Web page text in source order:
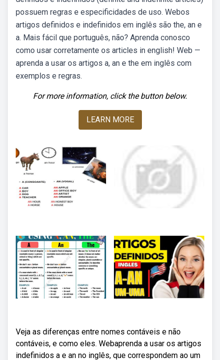
possuem regras e especificidades de uso. Webos
artigos definidos e indefinidos em inglês são the, an e
a. Mais fácil que português, não? Aprenda conosco
como usar corretamente os articles in english! Web —
aprenda a usar os artigos a, an e the em inglês com
exemplos e regras.
For more information, click the button below.
LEARN MORE
Veja as diferenças entre nomes contáveis e não
contáveis, e como eles. Webaprenda a usar os artigos
indefinidos a e an no inglês, que correspondem ao um